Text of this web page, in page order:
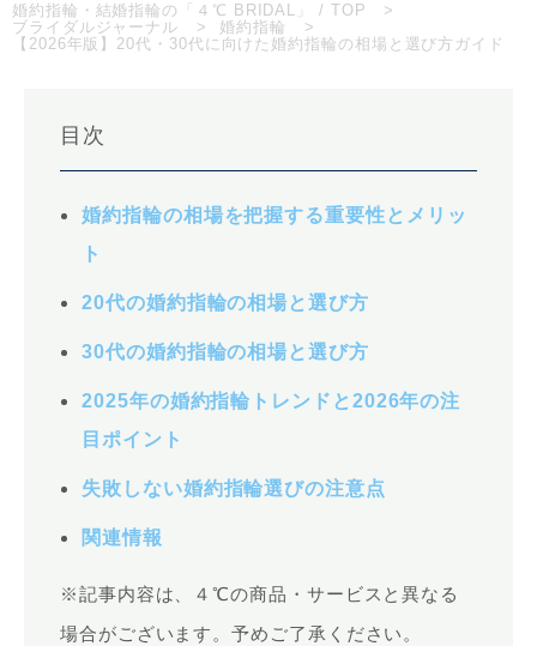
婚約指輪・結婚指輪の「４℃ BRIDAL」 / TOP
ブライダルジャーナル
婚約指輪
【2026年版】20代・30代に向けた婚約指輪の相場と選び方ガイド
目次
婚約指輪の相場を把握する重要性とメリッ
ト
20代の婚約指輪の相場と選び方
30代の婚約指輪の相場と選び方
2025年の婚約指輪トレンドと2026年の注
目ポイント
失敗しない婚約指輪選びの注意点
関連情報
※記事内容は、４℃の商品・サービスと異なる
場合がございます。予めご了承ください。